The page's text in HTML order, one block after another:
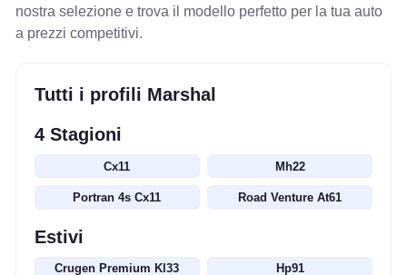
nostra selezione e trova il modello perfetto per la tua auto
a prezzi competitivi.
Tutti i profili Marshal
4 Stagioni
Cx11 Mh22
Portran 4s Cx11 Road Venture At61
Estivi
Crugen Premium Kl33 Hp91